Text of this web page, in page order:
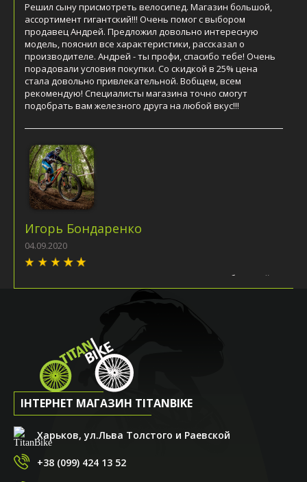
Решил сыну присмотреть велосипед. Магазин большой,
ассортимент гигантский!!! Очень помог с выбором
продавец Андрей. Предложил довольно интересную
модель, пояснил все характеристики, рассказал о
производителе. Андрей - ты профи, спасибо тебе! Очень
порадовали условия покупки. Со скидкой в 25% цена
стала довольно привлекательной. Вобщем, всем
рекомендую! Специалисты магазина точно смогут
подобрать вам железного друга на любой вкус!!!
Игорь Бондаренко
04.09.2020
Решил сыну присмотреть велосипед. Магазин большой,
ассортимент гигантский!!! Очень помог с выбором
порадовали условия покупки. Со скидкой в 25% цена
стала довольно привлекательной. Вобщем, всем
рекомендую! Специалисты магазина точно смогут
подобрать вам железного друга на любой вкус!!!
ІНТЕРНЕТ МАГАЗИН TITANBIKE
Харьков, ул.Льва Толстого и Раевской
+38 (099) 424 13 52